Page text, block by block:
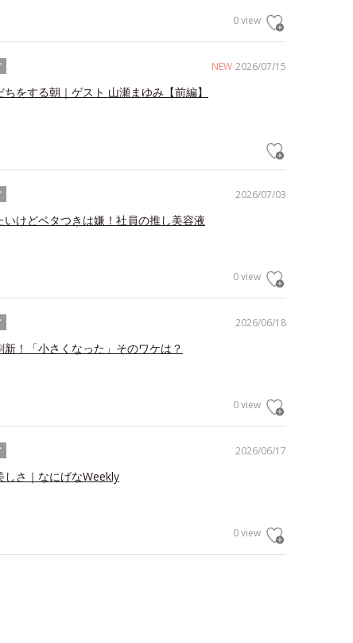
0 view
NEW 2026/07/15
をする朝｜ゲスト 山瀬まゆみ【前編】
2026/07/03
いけどベタつきは嫌！社員の推し美容液
0 view
2026/06/18
新！「小さくなった」そのワケは？
0 view
2026/06/17
しさ｜なにげなWeekly
0 view